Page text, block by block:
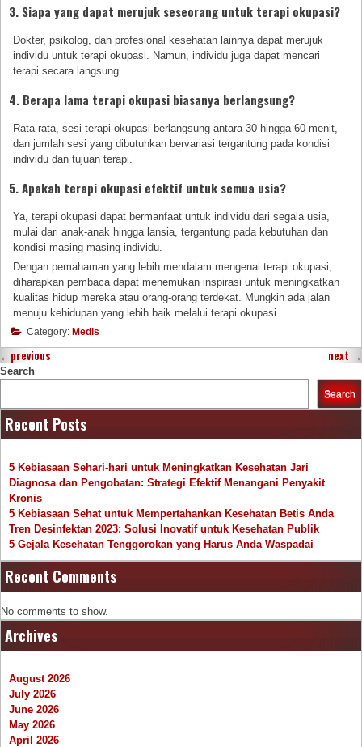
3. Siapa yang dapat merujuk seseorang untuk terapi okupasi?
Dokter, psikolog, dan profesional kesehatan lainnya dapat merujuk
individu untuk terapi okupasi. Namun, individu juga dapat mencari
terapi secara langsung.
4. Berapa lama terapi okupasi biasanya berlangsung?
Rata-rata, sesi terapi okupasi berlangsung antara 30 hingga 60 menit,
dan jumlah sesi yang dibutuhkan bervariasi tergantung pada kondisi
individu dan tujuan terapi.
5. Apakah terapi okupasi efektif untuk semua usia?
Ya, terapi okupasi dapat bermanfaat untuk individu dari segala usia,
mulai dari anak-anak hingga lansia, tergantung pada kebutuhan dan
kondisi masing-masing individu.
Dengan pemahaman yang lebih mendalam mengenai terapi okupasi,
diharapkan pembaca dapat menemukan inspirasi untuk meningkatkan
kualitas hidup mereka atau orang-orang terdekat. Mungkin ada jalan
menuju kehidupan yang lebih baik melalui terapi okupasi.
Category: Medis
←previous next →
Search
Search
Recent Posts
5 Kebiasaan Sehari-hari untuk Meningkatkan Kesehatan Jari
Diagnosa dan Pengobatan: Strategi Efektif Menangani Penyakit
Kronis
5 Kebiasaan Sehat untuk Mempertahankan Kesehatan Betis Anda
Tren Desinfektan 2023: Solusi Inovatif untuk Kesehatan Publik
5 Gejala Kesehatan Tenggorokan yang Harus Anda Waspadai
Recent Comments
No comments to show.
Archives
August 2026
July 2026
June 2026
May 2026
April 2026